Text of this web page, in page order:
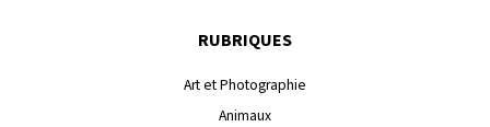
RUBRIQUES
Art et Photographie
Animaux